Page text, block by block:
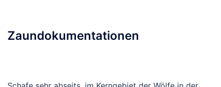
Zaundokumentationen